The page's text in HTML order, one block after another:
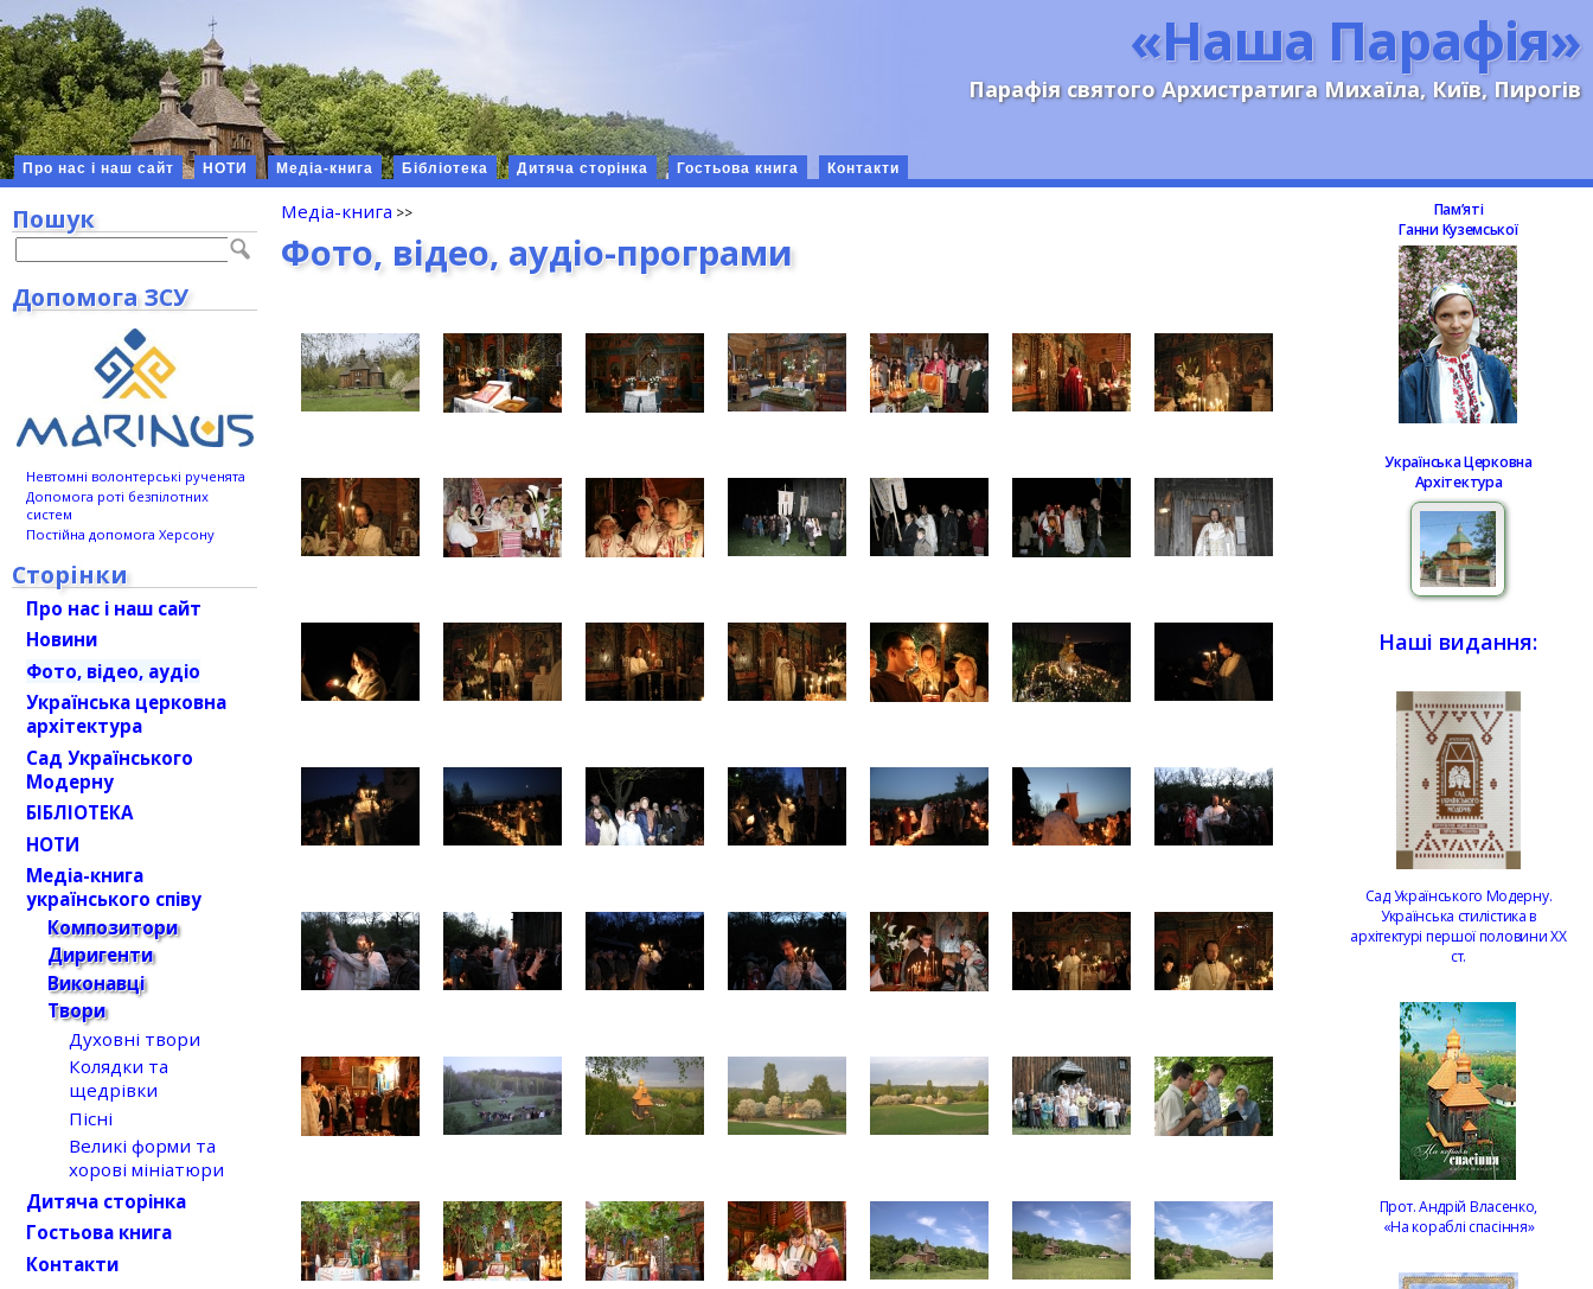
«Наша Парафія»
Парафія святого Архистратига Михаїла, Київ, Пирогів
Про нас і наш сайт НОТИ Медіа-книга Бібліотека Дитяча сторінка Гостьова книга Контакти
Медіа-книга
Фото, відео, аудіо-програми
Пошук
Допомога ЗСУ
Невтомні волонтерські рученята
Допомога роті безпілотних
систем
Постійна допомога Херсону
Сторінки
Про нас і наш сайт
Новини
Фото, відео, аудіо
Українська церковна
архітектура
Сад Українського
Модерну
БІБЛІОТЕКА
НОТИ
Медіа-книга
українського співу
Композитори
Диригенти
Виконавці
Твори
Духовні твори
Колядки та
щедрівки
Пісні
Великі форми та
хорові мініатюри
Дитяча сторінка
Гостьова книга
Контакти
Памʼяті
Ганни Куземської
Українська Церковна
Архітектура
Наші видання:
Сад Українського Модерну.
Українська стилістика в
архітектурі першої половини ХХ
ст.
Прот. Андрій Власенко,
«На кораблі спасіння»